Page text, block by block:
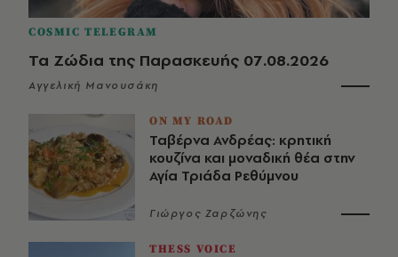
COSMIC TELEGRAM
Τα Ζώδια της Παρασκευής 07.08.2026
Αγγελική Μανουσάκη
ON MY ROAD
Ταβέρνα Ανδρέας: κρητική
κουζίνα και μοναδική θέα στην
Αγία Τριάδα Ρεθύμνου
Γιώργος Ζαρζώνης
THESS VOICE